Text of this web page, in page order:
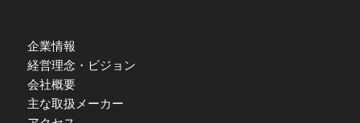
企業情報
経営理念・ビジョン
会社概要
主な取扱メーカー